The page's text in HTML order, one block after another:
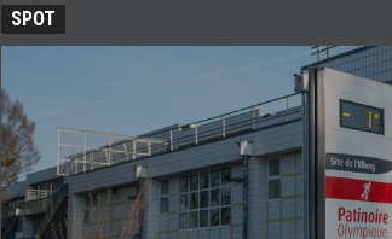
SPOT